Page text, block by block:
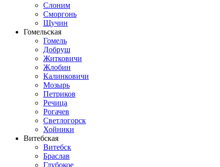
Слоним
Сморгонь
Щучин
Гомельская
Гомель
Добруш
Житковичи
Жлобин
Калинковичи
Мозырь
Петриков
Речица
Рогачев
Светлогорск
Хойники
Витебская
Витебск
Браслав
Глубокое